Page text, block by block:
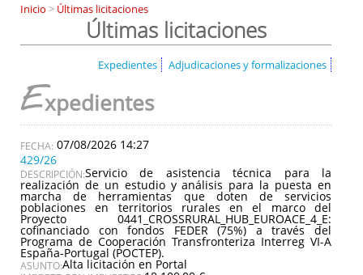
Inicio > Últimas licitaciones
Últimas licitaciones
Expedientes Adjudicaciones y formalizaciones
Expedientes
07/08/2026 14:27
429/26
DESCRIPCIÓN:Servicio de asistencia técnica para la
realización de un estudio y análisis para la puesta en
marcha de herramientas que doten de servicios
poblaciones en territorios rurales en el marco del
Proyecto 0441_CROSSRURAL_HUB_EUROACE_4_E:
cofinanciado con fondos FEDER (75%) a través del
Programa de Cooperación Transfronteriza Interreg VI-A
España-Portugal (POCTEP).
ASUNTO:Alta licitación en Portal